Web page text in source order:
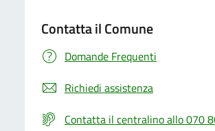
Contatta il Comune
Domande Frequenti
Richiedi assistenza
Contatta il centralino allo 070